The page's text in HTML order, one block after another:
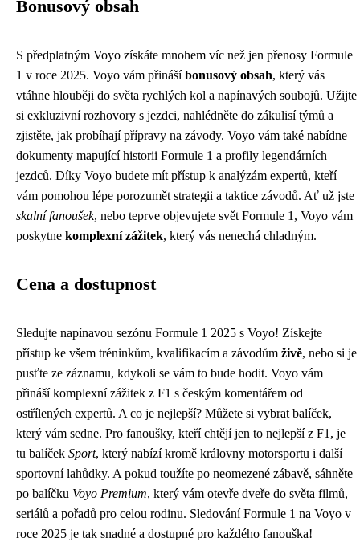
Bonusový obsah
S předplatným Voyo získáte mnohem víc než jen přenosy Formule
1 v roce 2025. Voyo vám přinášíbonusový obsah, který vás
vtáhne hlouběji do světa rychlých kol a napínavých soubojů. Užijte
si exkluzivní rozhovory s jezdci, nahlédněte do zákulisí týmů a
zjistěte, jak probíhají přípravy na závody. Voyo vám také nabídne
dokumenty mapující historii Formule 1 a profily legendárních
jezdců. Díky Voyo budete mít přístup k analýzám expertů, kteří
vám pomohou lépe porozumět strategii a taktice závodů. Ať už jste
skalní fanoušek, nebo teprve objevujete svět Formule 1, Voyo vám
poskytne komplexní zážitek, který vás nenechá chladným.
Cena a dostupnost
Sledujte napínavou sezónu Formule 1 2025 s Voyo! Získejte
přístup ke všem tréninkům, kvalifikacím a závodům živě, nebo si je
pusťte ze záznamu, kdykoli se vám to bude hodit. Voyo vám
přináší komplexní zážitek z F1 s českým komentářem od
ostřílených expertů. A co je nejlepší? Můžete si vybrat balíček,
který vám sedne. Pro fanoušky, kteří chtějí jen to nejlepší z F1, je
tu balíček Sport, který nabízí kromě královny motorsportu i další
sportovní lahůdky. A pokud toužíte po neomezené zábavě, sáhněte
po balíčku Voyo Premium, který vám otevře dveře do světa filmů,
seriálů a pořadů pro celou rodinu. Sledování Formule 1 na Voyo v
roce 2025 je tak snadné a dostupné pro každého fanouška!